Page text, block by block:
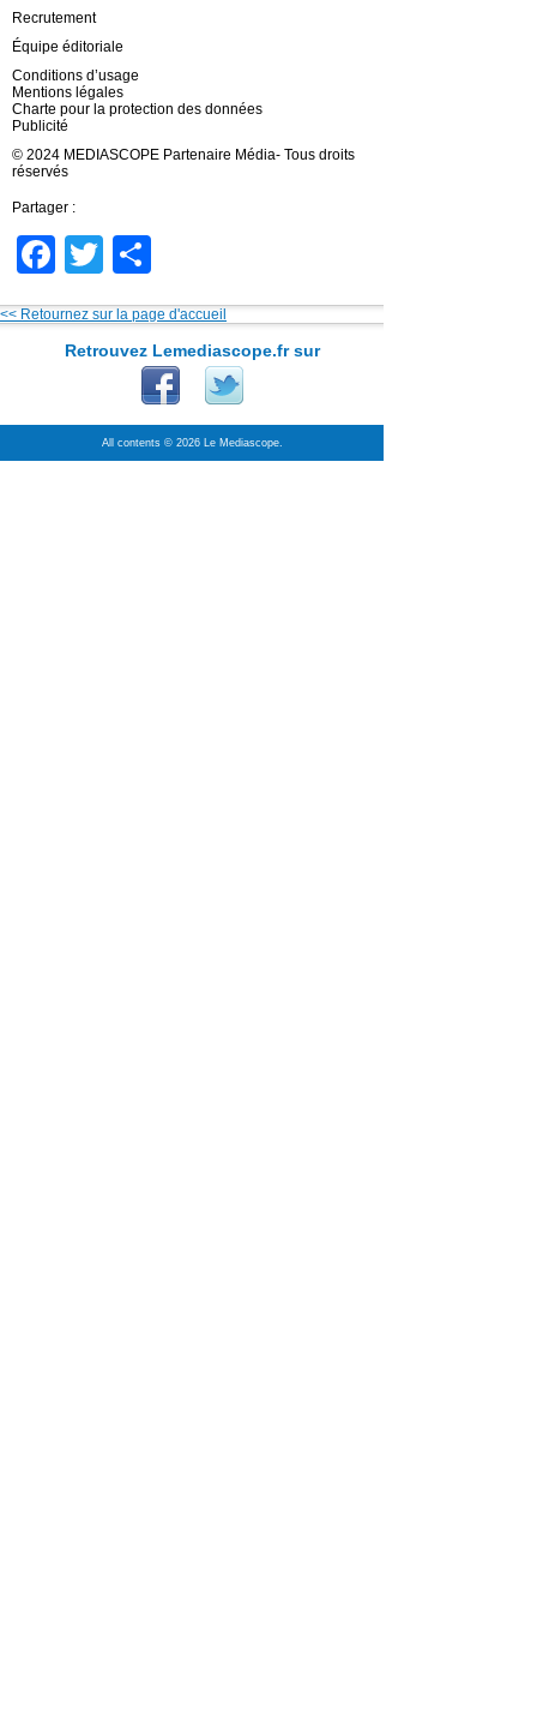
Recrutement
Équipe éditoriale
Conditions d’usage
Mentions légales
Charte pour la protection des données
Publicité
© 2024 MEDIASCOPE Partenaire Média- Tous droits
réservés
Partager :
Facebook
Twitter
<< Retournez sur la page d'accueil
Retrouvez Lemediascope.fr sur
All contents © 2026 Le Mediascope.